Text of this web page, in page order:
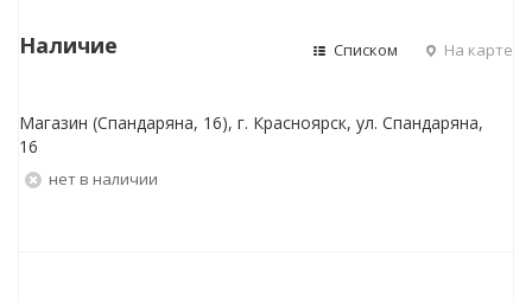
Наличие Списком На карте
Магазин (Спандаряна, 16), г. Красноярск, ул. Спандаряна,
16
Нет в наличии